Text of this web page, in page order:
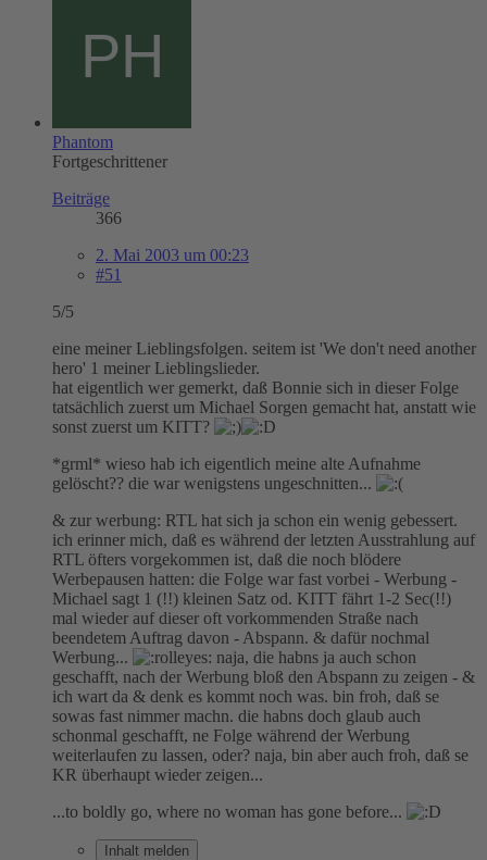
Phantom
Fortgeschrittener
Beiträge
366
2. Mai 2003 um 00:23
#51
5/5
eine meiner Lieblingsfolgen. seitem ist 'We don't need another
hero' 1 meiner Lieblingslieder.
hat eigentlich wer gemerkt, daß Bonnie sich in dieser Folge
tatsächlich zuerst um Michael Sorgen gemacht hat, anstatt wie
sonst zuerst um KITT?
*grml* wieso hab ich eigentlich meine alte Aufnahme
gelöscht?? die war wenigstens ungeschnitten...
& zur werbung: RTL hat sich ja schon ein wenig gebessert.
ich erinner mich, daß es während der letzten Ausstrahlung auf
RTL öfters vorgekommen ist, daß die noch blödere
Werbepausen hatten: die Folge war fast vorbei - Werbung -
Michael sagt 1 (!!) kleinen Satz od. KITT fährt 1-2 Sec(!!)
mal wieder auf dieser oft vorkommenden Straße nach
beendetem Auftrag davon - Abspann. & dafür nochmal
Werbung...
naja, die habns ja auch schon
geschafft, nach der Werbung bloß den Abspann zu zeigen - &
ich wart da & denk es kommt noch was. bin froh, daß se
sowas fast nimmer machn. die habns doch glaub auch
schonmal geschafft, ne Folge während der Werbung
weiterlaufen zu lassen, oder? naja, bin aber auch froh, daß se
KR überhaupt wieder zeigen...
...to boldly go, where no woman has gone before...
Inhalt melden